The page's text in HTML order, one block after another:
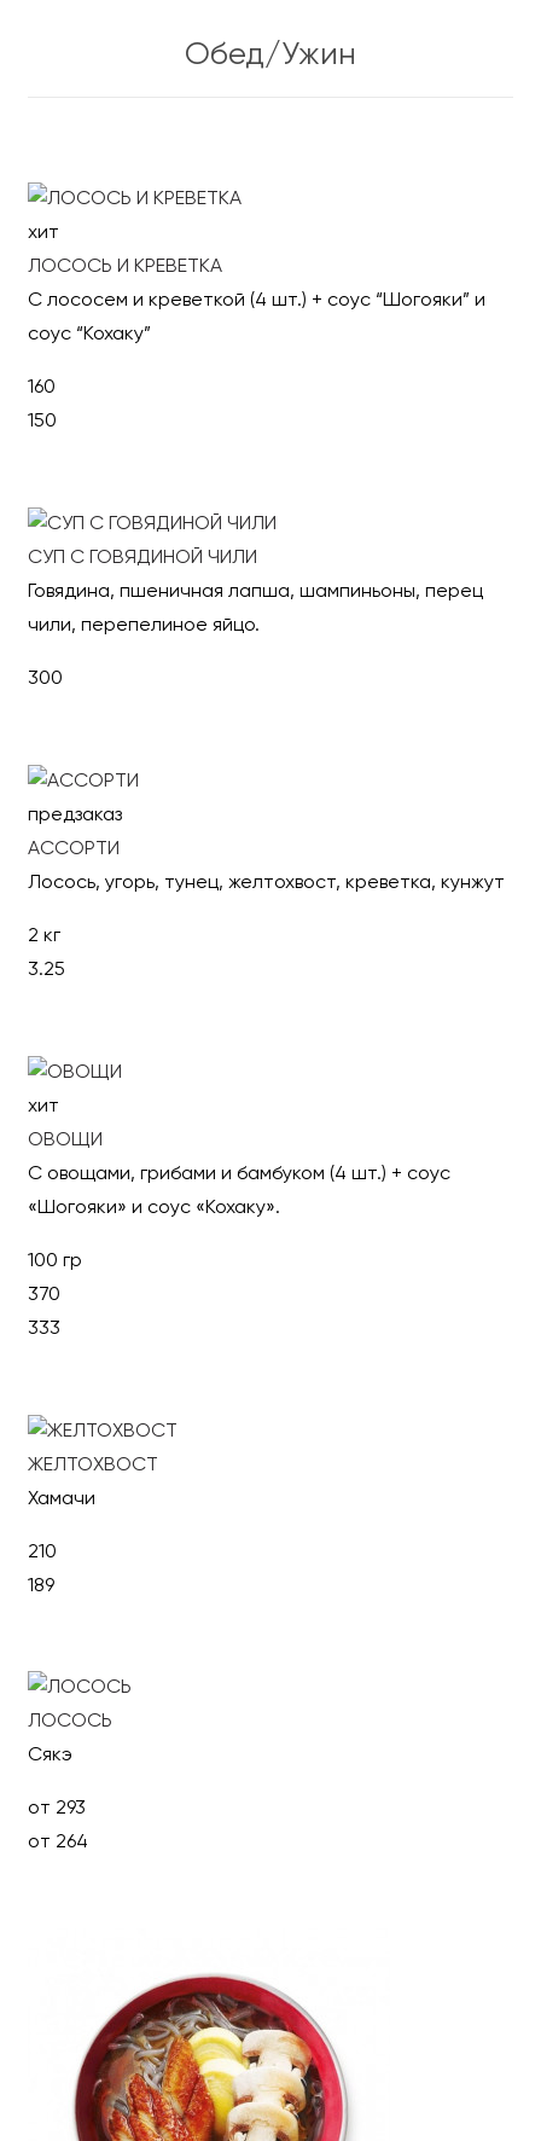
Обед/Ужин
хит
ЛОСОСЬ И КРЕВЕТКА
С лососем и креветкой (4 шт.) + соус “Шогояки” и
соус “Кохаку”
160
150
СУП С ГОВЯДИНОЙ ЧИЛИ
Говядина, пшеничная лапша, шампиньоны, перец
чили, перепелиное яйцо.
300
предзаказ
АССОРТИ
Лосось, угорь, тунец, желтохвост, креветка, кунжут
2 кг
3.25
хит
ОВОЩИ
С овощами, грибами и бамбуком (4 шт.) + соус
«Шогояки» и соус «Кохаку».
100 гр
370
333
ЖЕЛТОХВОСТ
Хамачи
210
189
ЛОСОСЬ
Сякэ
от 293
от 264